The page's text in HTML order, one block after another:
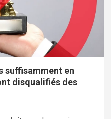
suffisamment en
disqualifiés des